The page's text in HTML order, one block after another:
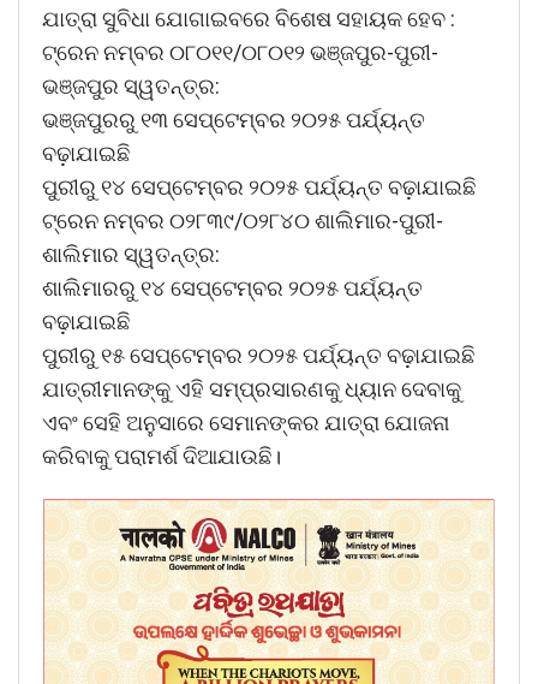
ଯାତ୍ରା ସୁବିଧା ଯୋଗାଇବରେ ବିଶେଷ ସହାୟକ ହେବ :
ଟ୍ରେନ ନମ୍ବର ୦୮୦୧୧/୦୮୦୧୨ ଭଞ୍ଜପୁର-ପୁରୀ-
ଭଞ୍ଜପୁର ସ୍ୱତନ୍ତ୍ର:
ଭଞ୍ଜପୁରରୁ ୧୩ ସେପ୍ଟେମ୍ବର ୨୦୨୫ ପର୍ଯ୍ୟନ୍ତ
ବଢ଼ାଯାଇଛି
ପୁରୀରୁ ୧୪ ସେପ୍ଟେମ୍ବର ୨୦୨୫ ପର୍ଯ୍ୟନ୍ତ ବଢ଼ାଯାଇଛି
ଟ୍ରେନ ନମ୍ବର ୦୨୮୩୯/୦୨୮୪୦ ଶାଲିମାର-ପୁରୀ-
ଶାଲିମାର ସ୍ୱତନ୍ତ୍ର:
ଶାଲିମାରରୁ ୧୪ ସେପ୍ଟେମ୍ବର ୨୦୨୫ ପର୍ଯ୍ୟନ୍ତ
ବଢ଼ାଯାଇଛି
ପୁରୀରୁ ୧୫ ସେପ୍ଟେମ୍ବର ୨୦୨୫ ପର୍ଯ୍ୟନ୍ତ ବଢ଼ାଯାଇଛି
ଯାତ୍ରୀମାନଙ୍କୁ ଏହି ସମ୍ପ୍ରସାରଣକୁ ଧ୍ୟାନ ଦେବାକୁ
ଏବଂ ସେହି ଅନୁସାରେ ସେମାନଙ୍କର ଯାତ୍ରା ଯୋଜନା
କରିବାକୁ ପରାମର୍ଶ ଦିଆଯାଉଛି।